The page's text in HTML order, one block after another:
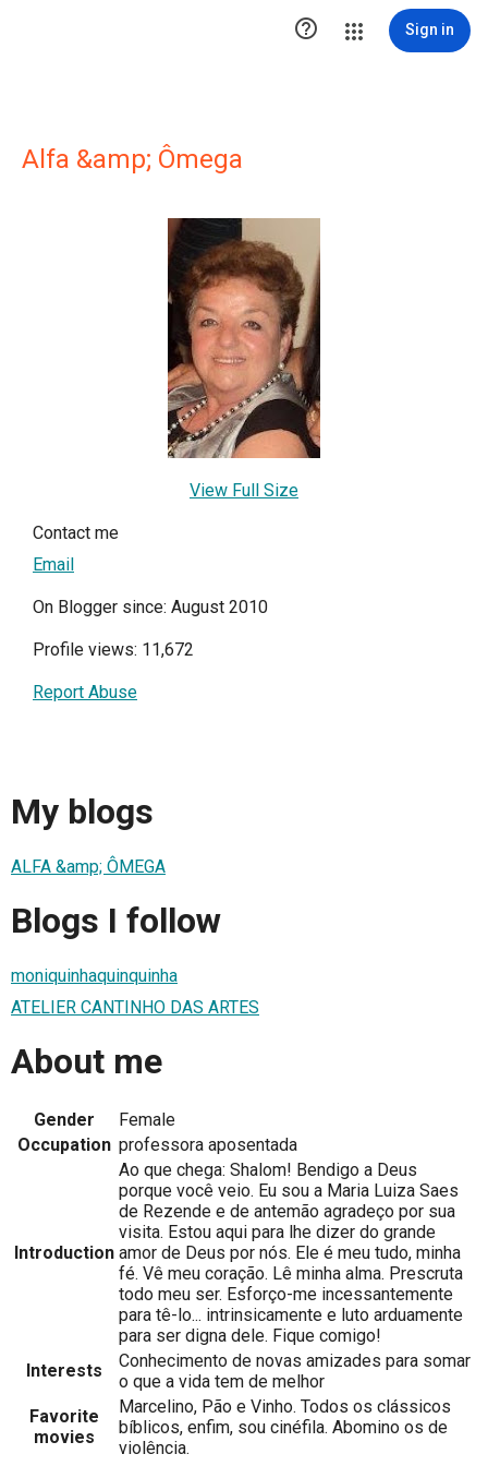
 Sign in
Alfa &amp; Ômega
View Full Size
Contact me
Email
On Blogger since: August 2010
Profile views: 11,672
Report Abuse
My blogs
ALFA &amp; ÔMEGA
Blogs I follow
moniquinhaquinquinha
ATELIER CANTINHO DAS ARTES
About me
Gender
Female
Occupation professora aposentada
Introduction
Ao que chega: Shalom! Bendigo a Deus
porque você veio. Eu sou a Maria Luiza Saes
de Rezende e de antemão agradeço por sua
visita. Estou aqui para lhe dizer do grande
amor de Deus por nós. Ele é meu tudo, minha
fé. Vê meu coração. Lê minha alma. Prescruta
todo meu ser. Esforço-me incessantemente
para tê-lo... intrinsicamente e luto arduamente
para ser digna dele. Fique comigo!
Interests
Conhecimento de novas amizades para somar
o que a vida tem de melhor
Favorite
movies
Marcelino, Pão e Vinho. Todos os clássicos
bíblicos, enfim, sou cinéfila. Abomino os de
violência.